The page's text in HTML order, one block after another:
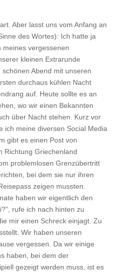
Aber lasst uns vom Anfang an
des Wortes): Ich hatte ja
vergessenen
kleinen Extrarunde
Abend mit unseren
durchaus kühlen Nacht
auf. Heute sollte es an
wo wir einen Bekannten
über Nacht stehen. Kurz vor
ich meine diversen Social Media
gibt es einen Post von
Richtung Griechenland
problemlosen Grenzübertritt
bei dem sie nur ihren
zeigen mussten.
haben wir eigentlich den
rufe ich nach hinten zu
mir einen Schreck einjagt. Zu
Wir haben unseren
vergessen. Da wir einige
haben, bei dem der
gezeigt werden muss, ist es